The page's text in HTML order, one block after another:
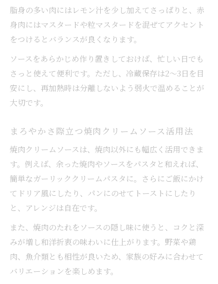
脂身の多い肉にはレモン汁を少し加えてさっぱりと、赤
身肉にはマスタードや粒マスタードを混ぜてアクセント
をつけるとバランスが良くなります。
ソースをあらかじめ作り置きしておけば、忙しい日でも
さっと使えて便利です。ただし、冷蔵保存は2～3日を目
安にし、再加熱時は分離しないよう弱火で温めることが
大切です。
まろやかさ際立つ焼肉クリームソース活用法
焼肉クリームソースは、焼肉以外にも幅広く活用できま
す。例えば、余った焼肉やソースをパスタと和えれば、
簡単なガーリッククリームパスタに。さらにご飯にかけ
てドリア風にしたり、パンにのせてトーストにしたり
と、アレンジは自在です。
また、焼肉のたれをソースの隠し味に使うと、コクと深
みが増し和洋折衷の味わいに仕上がります。野菜や鶏
肉、魚介類とも相性が良いため、家族の好みに合わせて
バリエーションを楽しめます。